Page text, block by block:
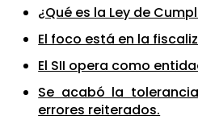
¿Qué es la Ley de
El foco está en la
El SII opera como
Se acabó la
errores reiterados.